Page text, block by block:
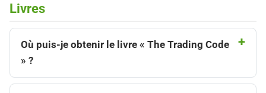
Livres
Où puis-je obtenir le livre « The Trading Code
» ?